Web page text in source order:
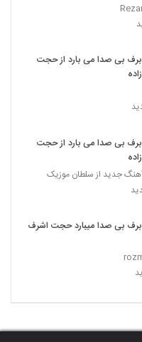
بی صدا می بارد از حجت
بی صدا می بارد از حجت
آهنگ جدید از سلطان موزیک
بی صدا میبارد حجت اشرف